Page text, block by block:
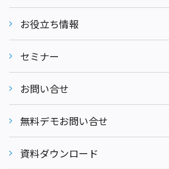
お役立ち情報
セミナー
お問い合せ
無料デモお問い合せ
資料ダウンロード